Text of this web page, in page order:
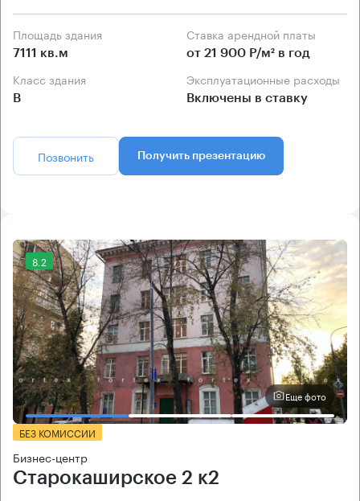
Площадь здания
7111 кв.м
Ставка арендной платы
от 21 900 Р/м² в год
Класс здания
B
Эксплуатационные расходы
Включены в ставку
Позвонить Получить презентацию
8.2
Еще фото
БЕЗ КОМИССИИ
Бизнес-центр
Старокаширское 2 к2